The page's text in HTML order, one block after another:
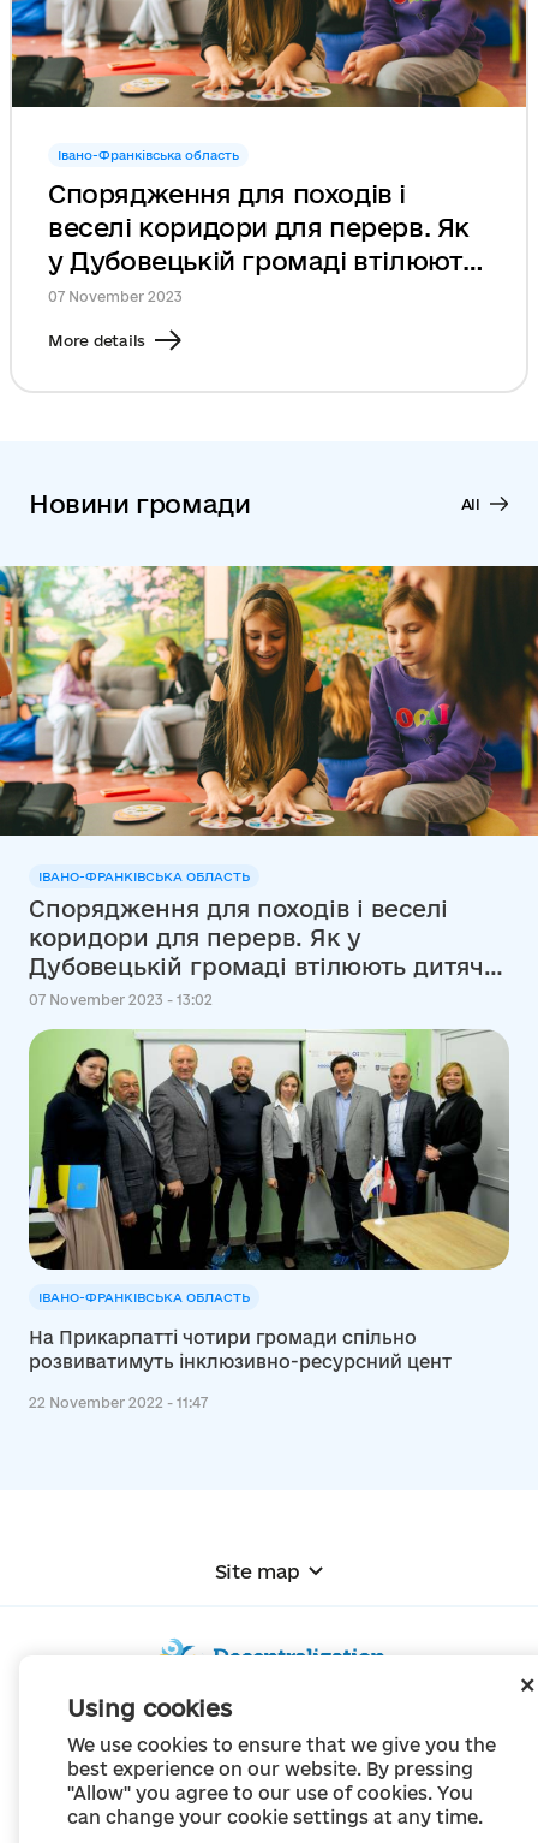
Using cookies
We use cookies to ensure that we give you the
best experience on our website. By pressing
"Allow" you agree to our use of cookies. You
can change your cookie settings at any time.
Івано-Франківська область
Спорядження для походів і
веселі коридори для перерв. Як
у Дубовецькій громаді втілюють
дитячі мрії
07 November 2023
More details
Новини громади All
ІВАНО-ФРАНКІВСЬКА ОБЛАСТЬ
Спорядження для походів і веселі
коридори для перерв. Як у
Дубовецькій громаді втілюють дитячі
мрії
07 November 2023 - 13:02
ІВАНО-ФРАНКІВСЬКА ОБЛАСТЬ
На Прикарпатті чотири громади спільно
розвиватимуть інклюзивно-ресурсний цент
22 November 2022 - 11:47
Site map
© Portal "Decentralization", 2022
The project was created in 2014 to communicate the reform of local self-
government
and territorial organization of power in Ukraine.
Creation and filling - Portal "Decentralization"